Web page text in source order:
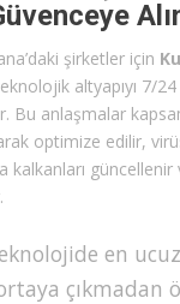
şirketler için
altyapıyı 7/
Bu anlaşmalar
optimize edilir,
kalkanları
en
çıkmadan